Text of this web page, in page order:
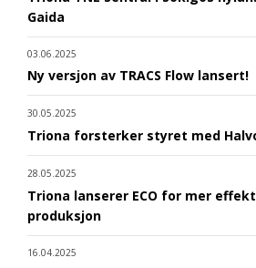
Gaida
03.06.2025
Ny versjon av TRACS Flow lansert!
30.05.2025
Triona forsterker styret med
28.05.2025
Triona lanserer ECO for mer
produksjon
16.04.2025